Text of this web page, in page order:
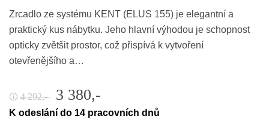
Zrcadlo ze systému KENT (ELUS 155) je elegantní a
praktický kus nábytku. Jeho hlavní výhodou je schopnost
opticky zvětšit prostor, což přispívá k vytvoření
otevřenějšího a…
🛈 4 292,- 3 380,-
K odeslání do 14 pracovních dnů